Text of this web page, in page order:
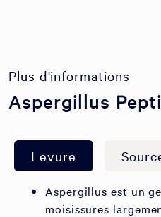
Plus d'informations
Aspergillus
Levure
Aspergillus est un
moisissures